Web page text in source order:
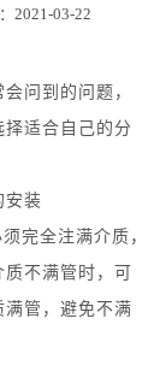
03-22
问到的问题，
适合自己的分
装
完全注满介质，
不满管时，可
管，避免不满